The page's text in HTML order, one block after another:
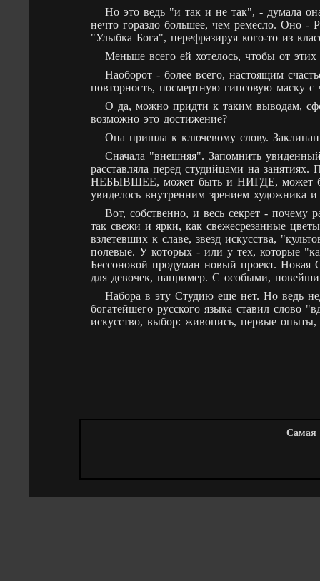
Но это ведь "и так и не так", - думала
нечто гораздо большее, чем ремесло. Оно
"Улыбка Бога", перефразируя кого-то из
Меньше всего ей хотелось, чтобы от
Наоборот - более всего, настоящим
повторность, посмертную гипсовую маску с
О да, можно придти к таким выводам,
возможно это достижение?
Она пришла к ключевому слову.
Сначала "внешняя". Запомнить
расставляла перед студийцами на
НЕБЫВШЕЕ, может быть и НИГДЕ,
увиделось внутренним зрением художника
Вот, собственно, и весь секрет - почему
так свежи и ярки, как свежесрезанные
взлетевших к славе, звезд искусства,
полевые. У которых - или у тех, которые
Бессоновой продуман новый проект. Новая
для девочек, например. С особыми,
Набора в эту Студию еще нет. Но ведь
богатейшего русского языка ставил
искусство, выбор: живопись, первые
Самая